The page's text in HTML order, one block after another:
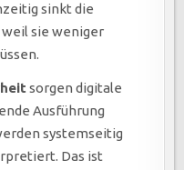
sinkt die
weil sie weniger
sorgen digitale
Ausführung
systemseitig
Das ist